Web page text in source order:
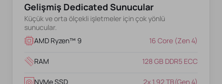
Gelişmiş Dedicated Sunucular
Küçük ve orta ölçekli işletmeler için çok yönlü
sunucular.
AMD Ryzen™ 9
16 Core (Zen 4)
RAM 128 GB DDR5 ECC
NVMe SSD 2x 1.92 TB(Gen 4)